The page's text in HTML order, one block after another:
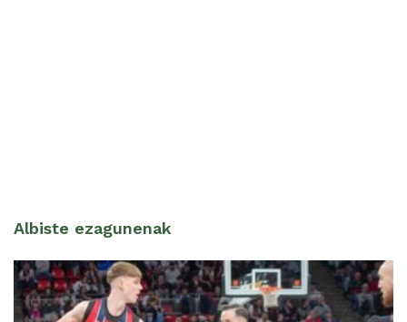
Albiste ezagunenak